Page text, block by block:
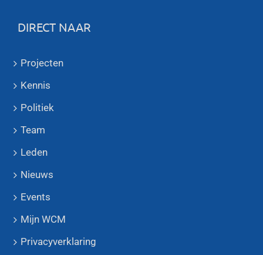
DIRECT NAAR
Projecten
Kennis
Politiek
Team
Leden
Nieuws
Events
Mijn WCM
Privacyverklaring